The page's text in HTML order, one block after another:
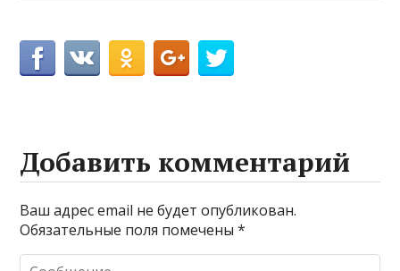
Добавить комментарий
Ваш адрес email не будет опубликован.
Обязательные поля помечены*